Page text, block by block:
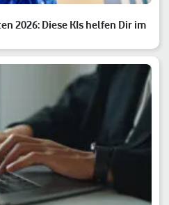
2026: Diese KIs helfen Dir im